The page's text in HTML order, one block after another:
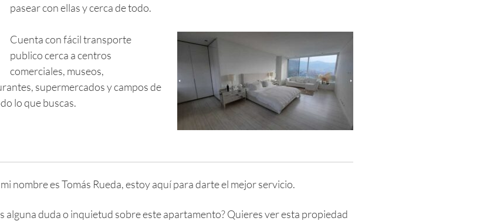
pasear con ellas y cerca de todo.
Cuenta con fácil transporte
publico cerca a centros
comerciales, museos,
supermercados y campos de
lo que buscas.
nombre es Tomás Rueda, estoy aquí para darte el mejor servicio.
alguna duda o inquietud sobre este apartamento? Quieres ver esta propiedad